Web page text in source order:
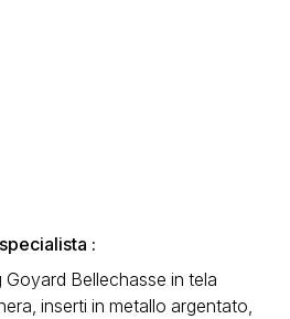
:
Bellechasse in tela
inserti in metallo argentato,